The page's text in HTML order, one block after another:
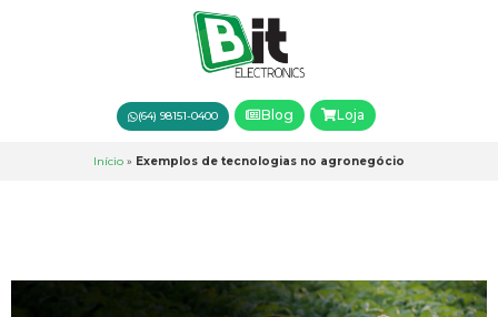
(64) 98151-0400 Blog Loja
Início » Exemplos de tecnologias no agronegócio